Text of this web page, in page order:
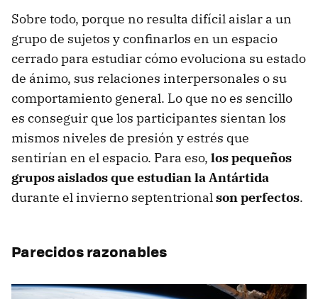
Sobre todo, porque no resulta difícil aislar a un
grupo de sujetos y confinarlos en un espacio
cerrado para estudiar cómo evoluciona su estado
de ánimo, sus relaciones interpersonales o su
comportamiento general. Lo que no es sencillo
es conseguir que los participantes sientan los
mismos niveles de presión y estrés que
sentirían en el espacio. Para eso, los pequeños
grupos aislados que estudian la Antártida
durante el invierno septentrional son perfectos.
Parecidos razonables